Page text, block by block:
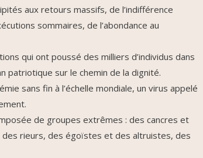
aux retours massifs, de l’indifférence
sommaires, de l’abondance au
qui ont poussé des milliers d’individus dans
patriotique sur le chemin de la dignité.
sans fin à l’échelle mondiale, un virus appelé
de groupes extrêmes : des cancres et
rieurs, des égoïstes et des altruistes, des